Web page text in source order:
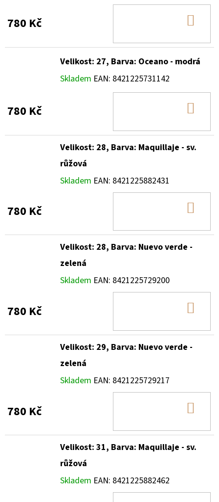
780 Kč
Velikost: 27, Barva: Oceano - modrá
Skladem EAN: 8421225731142
780 Kč
Velikost: 28, Barva: Maquillaje - sv.
růžová
Skladem EAN: 8421225882431
780 Kč
Velikost: 28, Barva: Nuevo verde -
zelená
Skladem EAN: 8421225729200
780 Kč
Velikost: 29, Barva: Nuevo verde -
zelená
Skladem EAN: 8421225729217
780 Kč
Velikost: 31, Barva: Maquillaje - sv.
růžová
Skladem EAN: 8421225882462